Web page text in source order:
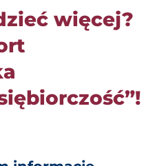
więcej?